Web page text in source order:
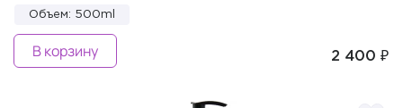
Объем: 500ml
2 400 ₽
В корзину